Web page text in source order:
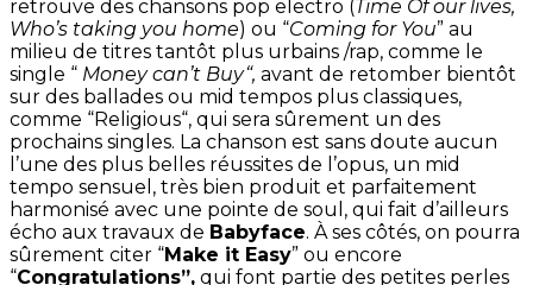
retrouve des chansons pop electro (Time Ofour lives,
Who’s taking you home) ou “Coming for You” au
milieu de titres tantôt plus urbains /rap, comme le
single “ Money can’t Buy“, avant de retomber bientôt
sur des ballades ou mid tempos plus classiques,
comme “Religious“, qui sera sûrement un des
prochains singles. La chanson est sans doute aucun
l’une des plus belles réussites de l’opus, un mid
tempo sensuel, très bien produit et parfaitement
harmonisé avec une pointe de soul, qui fait d’ailleurs
écho aux travaux de Babyface. À ses côtés, on pourra
sûrement citer “Make it Easy” ou encore
“Congratulations”, qui font partie des petites perles